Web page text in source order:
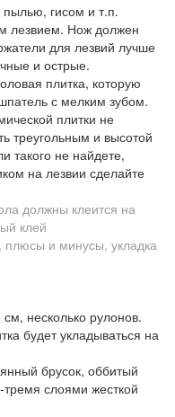
пылью, гисом и т.п.
лезвием. Нож должен
для лезвий лучше
и острые.
плитка, которую
с мелким зубом.
плитки не
треугольным и высотой
такого не найдете,
на лезвии сделайте
должны клеится на
клей
несколько рулонов.
будет укладываться на
брусок, оббитый
слоями жесткой